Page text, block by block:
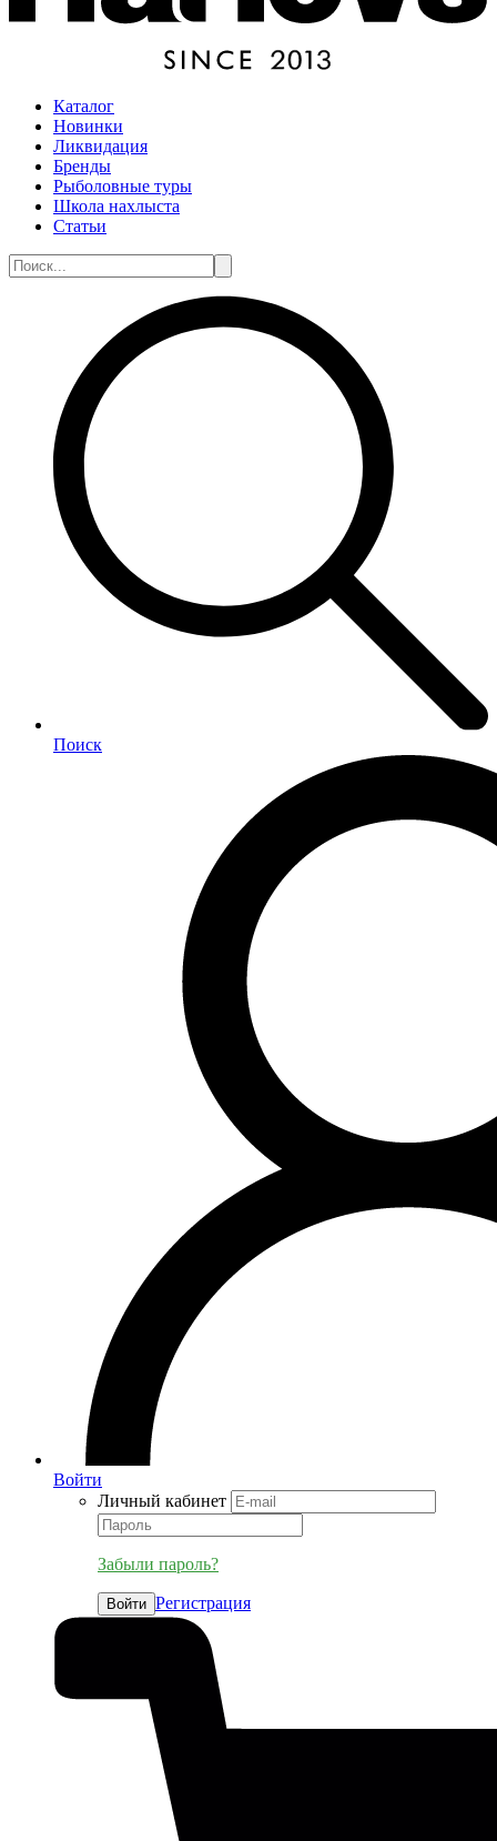
Каталог
Новинки
Ликвидация
Бренды
Рыболовные туры
Школа нахлыста
Статьи
Поиск
Войти
Личный кабинет
Забыли пароль?
Войти Регистрация